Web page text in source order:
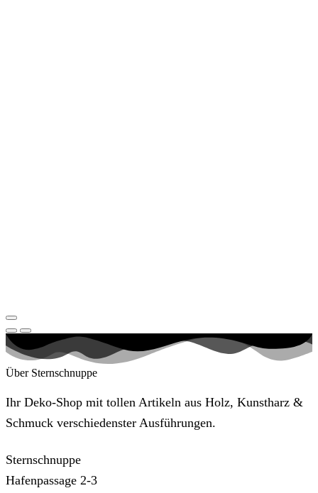
Über Sternschnuppe
Ihr Deko-Shop mit tollen Artikeln aus Holz, Kunstharz &
Schmuck verschiedenster Ausführungen.
Sternschnuppe
Hafenpassage 2-3